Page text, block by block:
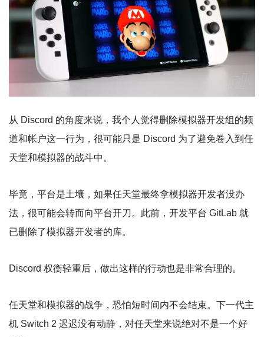
从 Discord 的角度来说，我个人觉得删除模拟器开发组的频
道和帐户这一行为，很可能只是 Discord 为了避免卷入到任
天堂和模拟器的战斗中。
毕竟，平台是土壤，如果任天堂最终拿模拟器开发者没办
法，很可能会转而向平台开刀。此前，开发平台 GitLab 就
已删除了模拟器开发者的库。
Discord 权衡轻重后，做出这样的行动也是非常合理的。
任天堂和模拟器的战争，恐怕短时间内不会结束。下一代主
机 Switch 2 迟迟没有动静，对任天堂来说绝对不是一个好